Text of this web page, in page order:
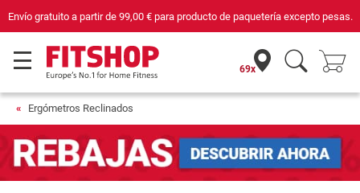
Envío gratuito a partir de 99,00 €para producto de paquetería excepto pesas.
69x
Ergómetros Reclinados